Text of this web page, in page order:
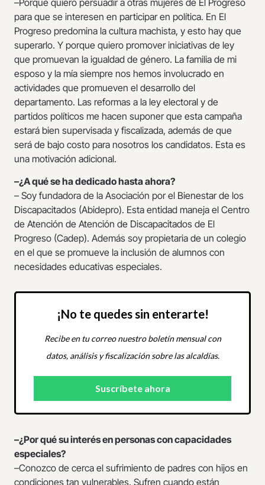
para que se interesen en participar en política. En El
Progreso predomina la cultura machista, y esto hay que
superarlo. Y porque quiero promover iniciativas de ley
que promuevan la igualdad de género. La familia de mi
esposo y la mía siempre nos hemos involucrado en
actividades que promueven el desarrollo del
departamento. Las reformas a la ley electoral y de
partidos políticos me hacen suponer que esta campaña
estará bien supervisada y fiscalizada, además de que
será de bajo costo para nosotros los candidatos. Esta es
una motivación adicional.
–¿A qué se ha dedicado hasta ahora?
– Soy fundadora de la Asociación por el Bienestar de los
Discapacitados (Abidepro). Esta entidad maneja el Centro
de Atención de Atención de Discapacitados de El
Progreso (Cadep). Además soy propietaria de un colegio
en el que se promueve la inclusión de alumnos con
necesidades educativas especiales.
¡No te quedes sin enterarte!
Recibe en tu correo nuestro boletín mensual con
datos, análisis y fiscalización sobre las alcaldías.
–¿Por qué su interés en personas con capacidades
especiales?
–Conozco de cerca el sufrimiento de padres con hijos en
condiciones tan vulnerables. Sufren cuando están